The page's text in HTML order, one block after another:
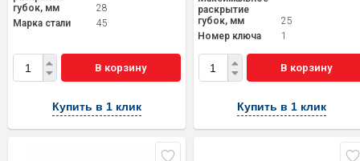
губок, мм
28
Марка стали
45
В корзину
Купить в 1 клик
раскрытие
губок, мм
25
Номер ключа
1
В корзину
Купить в 1 клик